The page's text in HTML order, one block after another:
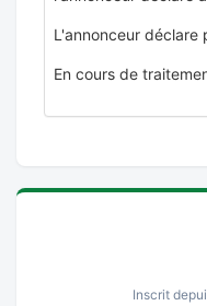
L'annonceur déclare
En cours de
Inscrit